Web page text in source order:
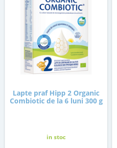
Lapte praf Hipp 2 Organic
Combiotic de la 6 luni 300 g
in stoc